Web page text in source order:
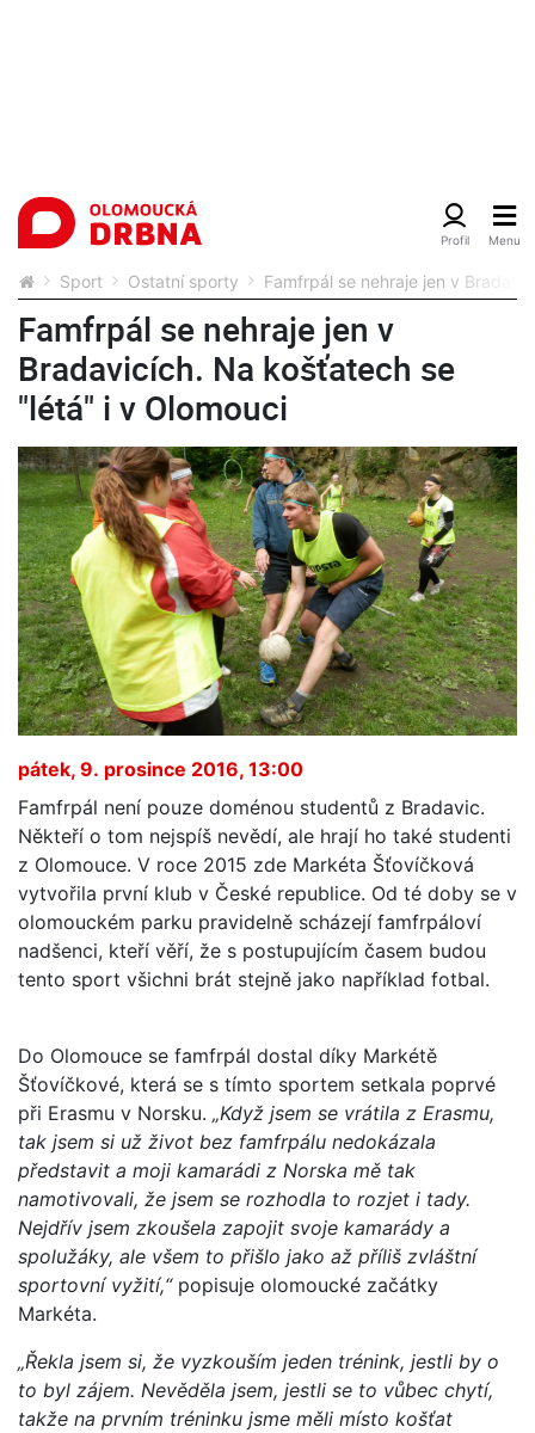
Sport Ostatní sporty Famfrpál se nehraje jen v
Famfrpál se nehraje jen v
Bradavicích. Na košťatech se
"létá" i v Olomouci
pátek, 9. prosince 2016, 13:00
Famfrpál není pouze doménou studentů z Bradavic.
Někteří o tom nejspíš nevědí, ale hrají ho také studenti
z Olomouce. V roce 2015 zde Markéta Šťovíčková
vytvořila první klub v České republice. Od té doby se v
olomouckém parku pravidelně scházejí famfrpáloví
nadšenci, kteří věří, že s postupujícím časem budou
tento sport všichni brát stejně jako například fotbal.
Do Olomouce se famfrpál dostal díky Markétě
Šťovíčkové, která se s tímto sportem setkala poprvé
při Erasmu v Norsku. „Když jsem se vrátila z Erasmu,
tak jsem si už život bez famfrpálu nedokázala
představit a moji kamarádi z Norska mě tak
namotivovali, že jsem se rozhodla to rozjet i tady.
Nejdřív jsem zkoušela zapojit svoje kamarády a
spolužáky, ale všem to přišlo jako až příliš zvláštní
sportovní vyžití,“popisuje olomoucké začátky
Markéta.
„Řekla jsem si, že vyzkouším jeden trénink, jestli by o
to byl zájem. Nevěděla jsem, jestli se to vůbec chytí,
takže na prvním tréninku jsme měli místo košťat